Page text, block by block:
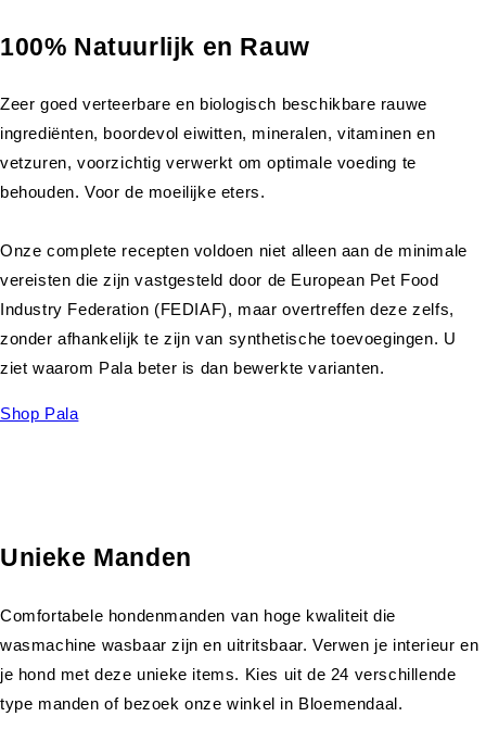
100% Natuurlijk en Rauw
Zeer goed verteerbare en biologisch beschikbare rauwe
ingrediënten, boordevol eiwitten, mineralen, vitaminen en
vetzuren, voorzichtig verwerkt om optimale voeding te
behouden. Voor de moeilijke eters.
Onze complete recepten voldoen niet alleen aan de minimale
vereisten die zijn vastgesteld door de European Pet Food
Industry Federation (FEDIAF), maar overtreffen deze zelfs,
zonder afhankelijk te zijn van synthetische toevoegingen. U
ziet waarom Pala beter is dan bewerkte varianten.
Shop Pala
Unieke Manden
Comfortabele hondenmanden van hoge kwaliteit die
wasmachine wasbaar zijn en uitritsbaar. Verwen je interieur en
je hond met deze unieke items. Kies uit de 24 verschillende
type manden of bezoek onze winkel in Bloemendaal.